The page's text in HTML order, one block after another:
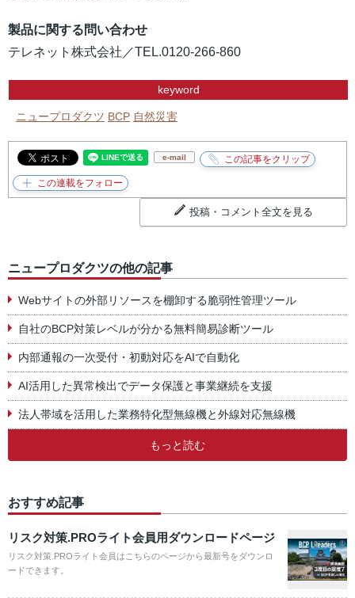
製品に関する問い合わせ
テレネット株式会社／TEL.0120-266-860
keyword
ニュープロダクツ BCP 自然災害
e-mail
投稿・コメント全文を見る
ニュープロダクツの他の記事
Webサイトの外部リソースを棚卸する脆弱性管理ツール
自社のBCP対策レベルが分かる無料簡易診断ツール
内部通報の一次受付・初動対応をAIで自動化
AI活用した異常検出でデータ保護と事業継続を支援
法人帯域を活用した業務特化型無線機と外線対応無線機
もっと読む
おすすめ記事
リスク対策.PROライト会員用ダウンロードページ
リスク対策.PROライト会員はこちらのページから最新号をダウンロ
ードできます。